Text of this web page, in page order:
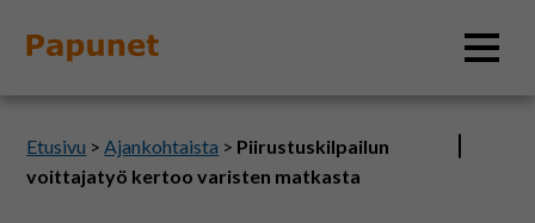
Etusivu >Ajankohtaista > Piirustuskilpailun
voittajatyö kertoo varisten matkasta